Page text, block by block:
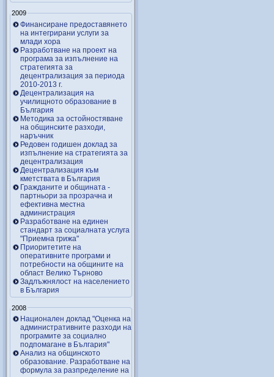
2009
Финансиране предоставянето
на интегрирани услуги за
млади хора
Разработване на проект на
програма за изпълнение на
стратегията за
децентрализация за периода
2010-2013 г.
Децентрализация на
училищното образование в
България
Методика за остойностяване
на общинските разходи,
наръчник
Редовен годишен доклад за
изпълнение на стратегията за
децентрализация
Децентрализация към
кметствата в България
Гражданите и общината -
партньори за прозрачна и
ефективна местна
администрация
Разработване на единен
стандарт за социалната услуга
"Приемна грижа"
Приоритетите на
оперативните програми и
потребности на общините на
област Велико Търново
Задлъжнялост на населението
в България
2008
Национален доклад "Оценка на
административните разходи на
програмите за социално
подпомагане в България"
Анализ на общинското
образование. Разработване на
формула за разпределение на